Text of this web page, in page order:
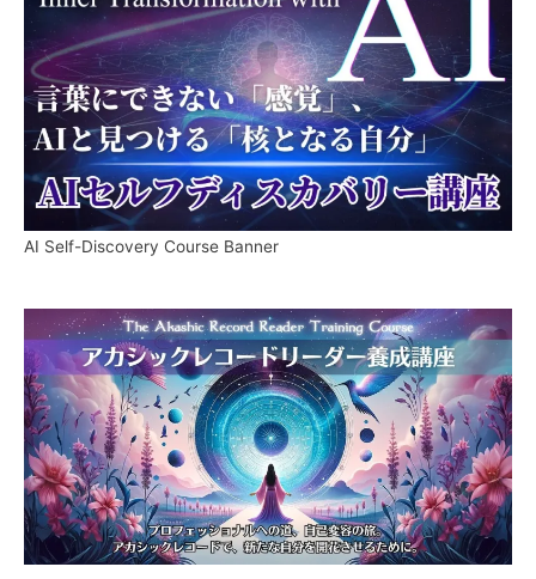
AI Self-Discovery Course Banner